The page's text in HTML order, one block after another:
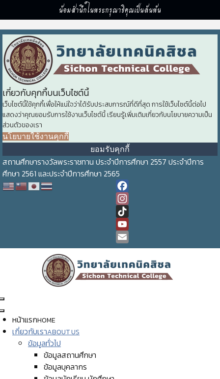
น้อมสำนึกในพระกรุณาธิคุณเป็นล้นพ้น
เกี่ยวกับคุกกี้บนเว็บไซต์นี้
เว็บไซต์นี้ใช้คุกกี้เพื่อให้แน่ใจว่าได้รับประสบการณ์ที่ดีที่สุด การใช้เว็บไซต์นี้ต่อไป
แสดงว่าคุณยอมรับการใช้งานเว็บไซต์นี้ เรียนรู้เพิ่มเติมเกี่ยวกับนโยบายความเป็น
ส่วนตัวของเรา
นโยบายใช้งานคุกกี้
ยอมรับคุกกี้
สถานศึกษารางวัลพระราชทาน ประจำปีการศึกษา 2557 ประจำปีการ
ศึกษา 2561 และประจำปีการศึกษา 2565
Facebook
Instagram
TikTok
YouTube
Channel
Email
หน้าแรกHOME
เกี่ยวกับเราABOUT US
ข้อมูลทั่วไป
ข้อมูลสถานศึกษา
ข้อมูลบุคลากร